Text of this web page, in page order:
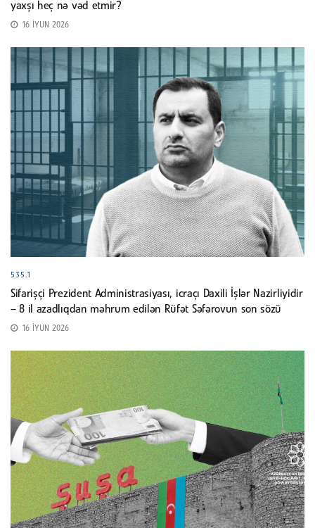
yaxşı heç nə vəd etmir?
16 İYUN 2026
535.1
Sifarişçi Prezident Administrasiyası, icraçı Daxili İşlər Nazirliyidir
– 8 il azadlıqdan məhrum edilən Rüfət Səfərovun son sözü
16 İYUN 2026